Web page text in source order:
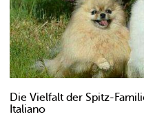
Die Vielfalt der Spitz-
Italiano